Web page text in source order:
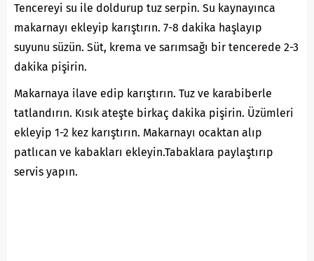
Tencereyi su ile doldurup tuz serpin. Su kaynayınca
makarnayı ekleyip karıştırın. 7-8 dakika haşlayıp
suyunu süzün. Süt, krema ve sarımsağı bir tencerede 2-3
dakika pişirin.
Makarnaya ilave edip karıştırın. Tuz ve karabiberle
tatlandırın. Kısık ateşte birkaç dakika pişirin. Üzümleri
ekleyip 1-2 kez karıştırın. Makarnayı ocaktan alıp
patlıcan ve kabakları ekleyin.Tabaklara paylaştırıp
servis yapın.